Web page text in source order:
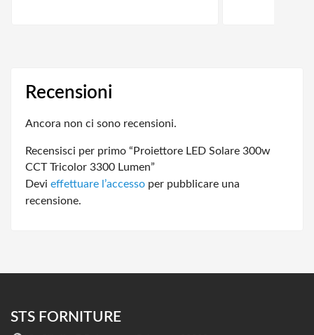
Recensioni
Ancora non ci sono recensioni.
Recensisci per primo “Proiettore LED Solare 300w
CCT Tricolor 3300 Lumen”
Devi effettuare l’accesso per pubblicare una
recensione.
STS FORNITURE